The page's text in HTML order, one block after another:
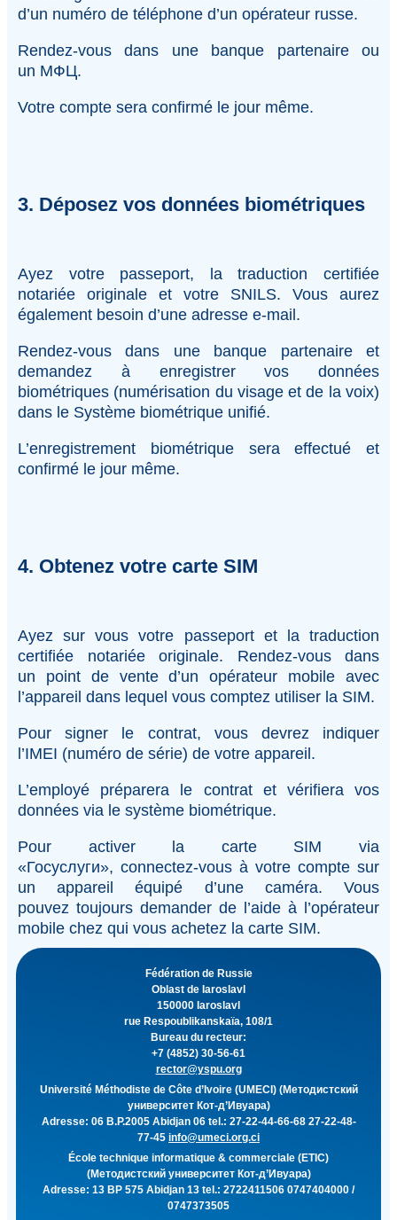
d’un numéro de téléphone d’un opérateur russe.
Rendez-vous dans une banque partenaire ou
un MФЦ.
Votre compte sera confirmé le jour même.
3. Déposez vos données biométriques
Ayez votre passeport, la traduction certifiée
notariée originale et votre SNILS. Vous aurez
également besoin d’une adresse e-mail.
Rendez-vous dans une banque partenaire et
demandez à enregistrer vos données
biométriques (numérisation du visage et de la voix)
dans le Système biométrique unifié.
L’enregistrement biométrique sera effectué et
confirmé le jour même.
4. Obtenez votre carte SIM
Ayez sur vous votre passeport et la traduction
certifiée notariée originale. Rendez-vous dans
un point de vente d’un opérateur mobile avec
l’appareil dans lequel vous comptez utiliser la SIM.
Pour signer le contrat, vous devrez indiquer
l’IMEI (numéro de série) de votre appareil.
L’employé préparera le contrat et vérifiera vos
données via le système biométrique.
Pour activer la carte SIM via
«Госуслуги», connectez-vous à votre compte sur
un appareil équipé d’une caméra. Vous
pouvez toujours demander de l’aide à l’opérateur
mobile chez qui vous achetez la carte SIM.
Fédération de Russie
Oblast de Iaroslavl
150000 Iaroslavl
rue Respoublikanskaïa, 108/1
Bureau du recteur:
+7 (4852) 30-56-61
rector@yspu.org
Université Méthodiste de Côte d’Ivoire (UMECI) (Методистский
университет Кот-д’Ивуара)
Adresse: 06 B.P.2005 Abidjan 06 tel.: 27-22-44-66-68 27-22-48-
77-45 info@umeci.org.ci
École technique informatique & commerciale (ETIC)
(Методистский университет Кот-д’Ивуара)
Adresse: 13 BP 575 Abidjan 13 tel.: 2722411506 0747404000 /
0747373505